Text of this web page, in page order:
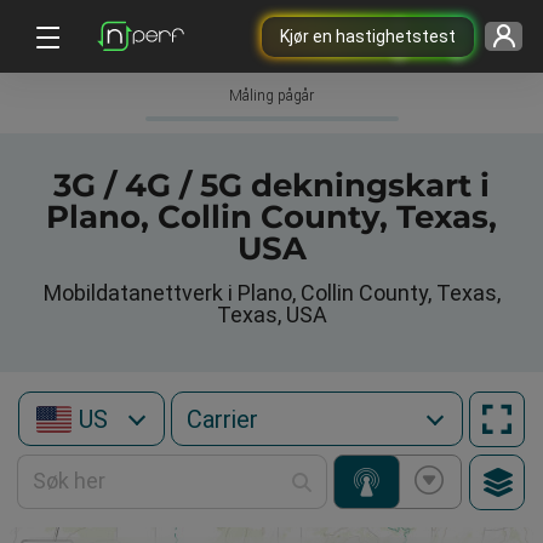
Kjør en hastighetstest
Måling pågår
3G / 4G / 5G dekningskart i
Plano, Collin County, Texas,
USA
Mobildatanettverk i Plano, Collin County, Texas,
Texas, USA
US